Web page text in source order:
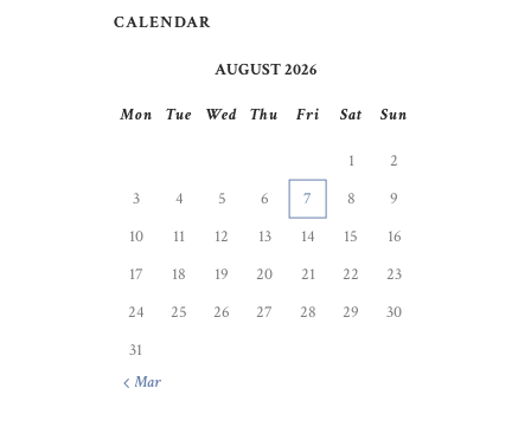
CALENDAR
AUGUST 2026
Mon Tue Wed Thu Fri Sat Sun
1
2
3
4 5 6 7 8
9
10
11 12 13 14 15
16
17
18 19 20 21 22
23
24
25 26 27 28 29
30
31
« Mar